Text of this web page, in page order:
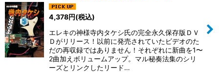
4,378円(税込)
エレキの神様寺内タケシ氏の完全永久保存版ＤＶ
Ｄがリリース！以前に発売されていたビデオのた
だの再収録ではありません！それぞれに新曲を1〜
2曲加えボリュームアップ。マル秘奏法集のシリ
ーズとリンクしたリード…